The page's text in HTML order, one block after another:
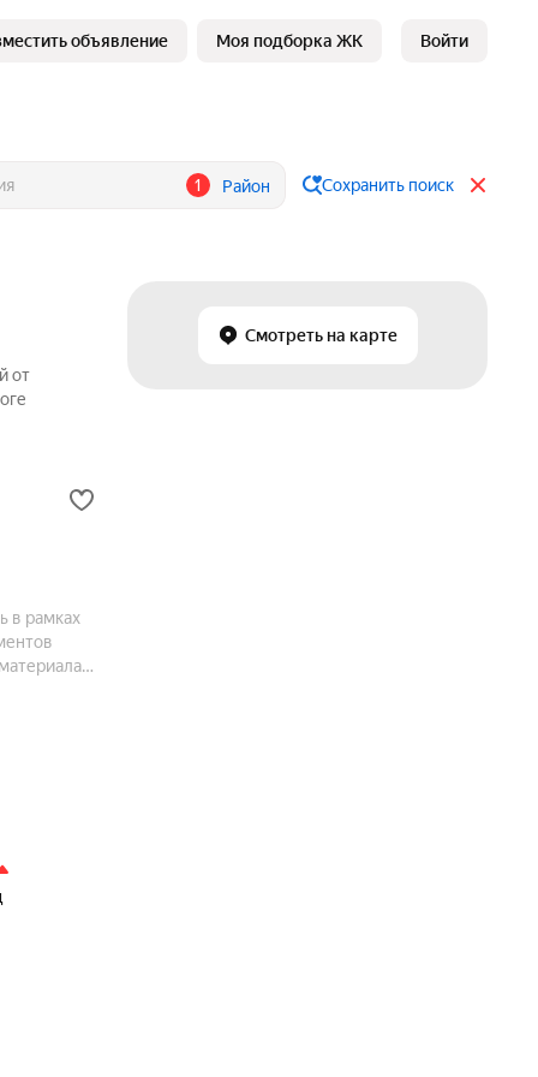
объявление Моя подборка ЖК Войти
1 Район Сохранить поиск
Смотреть на карте
от
в рамках